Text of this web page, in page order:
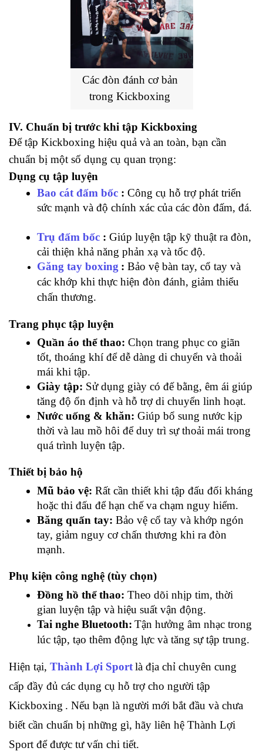
Các đòn đánh cơ bản
trong Kickboxing
IV. Chuẩn bị trước khi tập Kickboxing
Để tập Kickboxing hiệu quả và an toàn, bạn cần
chuẩn bị một số dụng cụ quan trọng:
Dụng cụ tập luyện
Bao cát đấm bốc : Công cụ hỗ trợ phát triển
sức mạnh và độ chính xác của các đòn đấm, đá.
Trụ đấm bốc : Giúp luyện tập kỹ thuật ra đòn,
cải thiện khả năng phản xạ và tốc độ.
Găng tay boxing : Bảo vệ bàn tay, cổ tay và
các khớp khi thực hiện đòn đánh, giảm thiểu
chấn thương.
Trang phục tập luyện
Quần áo thể thao: Chọn trang phục co giãn
tốt, thoáng khí để dễ dàng di chuyển và thoải
mái khi tập.
Giày tập: Sử dụng giày có đế bằng, êm ái giúp
tăng độ ổn định và hỗ trợ di chuyển linh hoạt.
Nước uống & khăn: Giúp bổ sung nước kịp
thời và lau mồ hôi để duy trì sự thoải mái trong
quá trình luyện tập.
Thiết bị bảo hộ
Mũ bảo vệ: Rất cần thiết khi tập đấu đối kháng
hoặc thi đấu để hạn chế va chạm nguy hiểm.
Băng quấn tay: Bảo vệ cổ tay và khớp ngón
tay, giảm nguy cơ chấn thương khi ra đòn
mạnh.
Phụ kiện công nghệ (tùy chọn)
Đồng hồ thể thao: Theo dõi nhịp tim, thời
gian luyện tập và hiệu suất vận động.
Tai nghe Bluetooth: Tận hưởng âm nhạc trong
lúc tập, tạo thêm động lực và tăng sự tập trung.
Hiện tại, Thành Lợi Sportlà địa chỉ chuyên cung
cấp đầy đủ các dụng cụ hỗ trợ cho người tập
Kickboxing . Nếu bạn là người mới bắt đầu và chưa
biết cần chuẩn bị những gì, hãy liên hệ Thành Lợi
Sport để được tư vấn chi tiết.